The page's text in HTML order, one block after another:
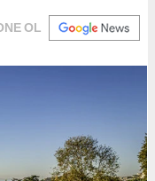
OL